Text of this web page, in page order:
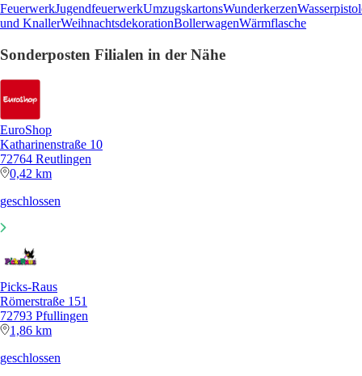
FeuerwerkJugendfeuerwerkUmzugskartonsWunderkerzen
und KnallerWeihnachtsdekorationBollerwagenWärmflasche
Sonderposten Filialen in der Nähe
EuroShop
Katharinenstraße 10
72764 Reutlingen
0,42 km
geschlossen
Picks-Raus
Römerstraße 151
72793 Pfullingen
1,86 km
geschlossen